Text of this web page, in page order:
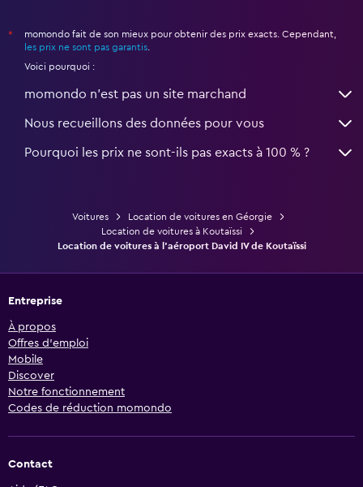
*
momondo fait de son mieux pour obtenir des prix exacts. Cependant,
les prix ne sont pas garantis.
Voici pourquoi :
momondo n'est pas un site marchand
Nous recueillons des données pour vous
Pourquoi les prix ne sont-ils pas exacts à 100 % ?
Voitures
Location de voitures en Géorgie
Location de voitures à Koutaïssi
Location de voitures à l'aéroport David IV de Koutaïssi
Entreprise
À propos
Offres d’emploi
Mobile
Discover
Notre fonctionnement
Codes de réduction momondo
Contact